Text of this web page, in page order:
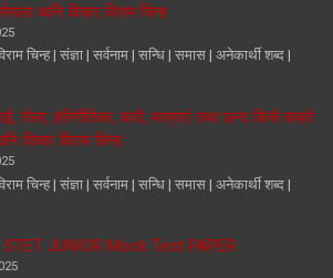
ध्वनि विचार विराम चिन्ह
चिन्ह | संज्ञा | सर्वनाम | सन्धि | समास | अनेकार्थी शब्द |
रोला, हरिगीतिका, बरवै, मात्राएं तथा छन्द किसे कहते
विचार विराम चिन्ह
चिन्ह | संज्ञा | सर्वनाम | सन्धि | समास | अनेकार्थी शब्द |
STET JUNIOR Mock Test PAPER